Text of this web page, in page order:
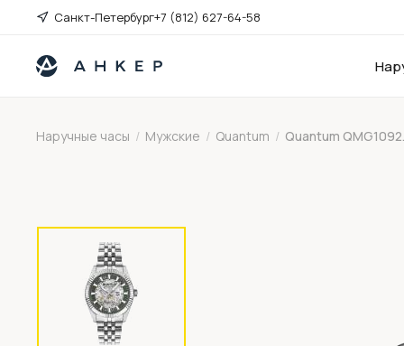
Санкт-Петербург+7 (812) 627-64-58
Наручные часы / Мужские / Quantum / Quantum